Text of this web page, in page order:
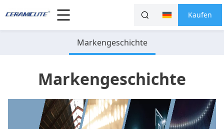
Kaufen
Markengeschichte
Markengeschichte